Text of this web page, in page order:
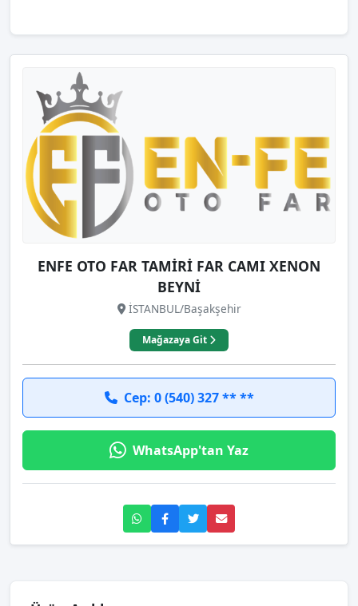
ENFE OTO FAR TAMİRİ FAR CAMI XENON
BEYNİ
İSTANBUL/Başakşehir
Mağazaya Git
Cep: 0 (540) 327 ** **
WhatsApp'tan Yaz